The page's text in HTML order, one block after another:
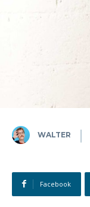
WALTER
Facebook